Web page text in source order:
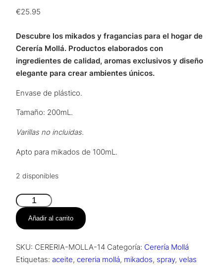
€25.95
Descubre los mikados y fragancias para el hogar de
Cerería Mollá. Productos elaborados con
ingredientes de calidad, aromas exclusivos y diseño
elegante para crear ambientes únicos.
Envase de plástico.
Tamaño: 200mL.
Varillas no incluidas.
Apto para mikados de 100mL.
2 disponibles
Recambio
Mikado
Cerería
–
Amber
Añadir al carrito
SKU: CERERIA-MOLLA-14 Categoría: Cerería Mollá
Etiquetas: aceite, cereria mollá, mikados, spray, velas